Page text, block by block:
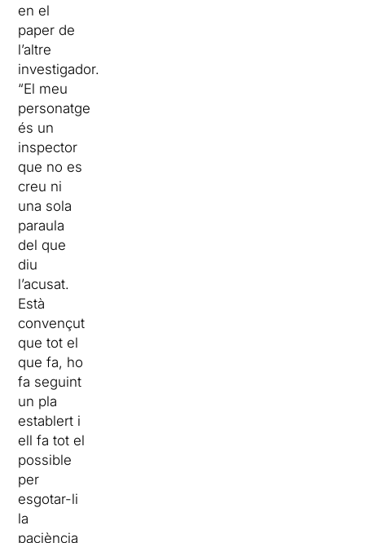
en el
paper de
l’altre
investigador.
“El meu
personatge
és un
inspector
que no es
creu ni
una sola
paraula
del que
diu
l’acusat.
Està
convençut
que tot el
que fa, ho
fa seguint
un pla
establert i
ell fa tot el
possible
per
esgotar-li
la
paciència